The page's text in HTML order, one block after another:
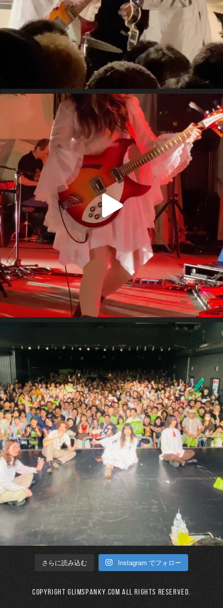
さらに読み込む Instagram でフォロー
Copyright GLIMSPANKY.COM All Rights Reserved.